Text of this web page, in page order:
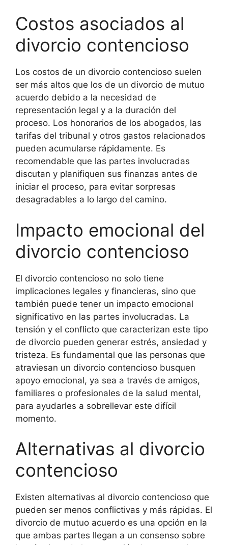
Costos asociados al
divorcio contencioso
Los costos de un divorcio contencioso suelen
ser más altos que los de un divorcio de mutuo
acuerdo debido a la necesidad de
representación legal y a la duración del
proceso. Los honorarios de los abogados, las
tarifas del tribunal y otros gastos relacionados
pueden acumularse rápidamente. Es
recomendable que las partes involucradas
discutan y planifiquen sus finanzas antes de
iniciar el proceso, para evitar sorpresas
desagradables a lo largo del camino.
Impacto emocional del
divorcio contencioso
El divorcio contencioso no solo tiene
implicaciones legales y financieras, sino que
también puede tener un impacto emocional
significativo en las partes involucradas. La
tensión y el conflicto que caracterizan este tipo
de divorcio pueden generar estrés, ansiedad y
tristeza. Es fundamental que las personas que
atraviesan un divorcio contencioso busquen
apoyo emocional, ya sea a través de amigos,
familiares o profesionales de la salud mental,
para ayudarles a sobrellevar este difícil
momento.
Alternativas al divorcio
contencioso
Existen alternativas al divorcio contencioso que
pueden ser menos conflictivas y más rápidas. El
divorcio de mutuo acuerdo es una opción en la
que ambas partes llegan a un consenso sobre